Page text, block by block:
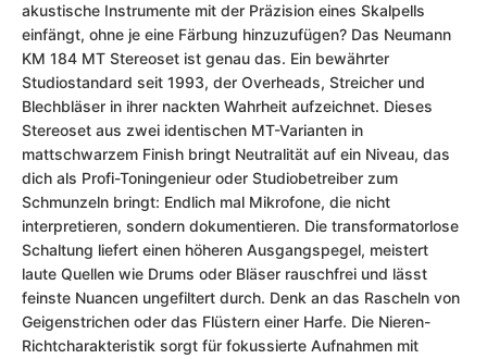
akustische Instrumente mit der Präzision eines Skalpells
einfängt, ohne je eine Färbung hinzuzufügen? Das Neumann
KM 184 MT Stereoset ist genau das. Ein bewährter
Studiostandard seit 1993, der Overheads, Streicher und
Blechbläser in ihrer nackten Wahrheit aufzeichnet. Dieses
Stereoset aus zwei identischen MT-Varianten in
mattschwarzem Finish bringt Neutralität auf ein Niveau, das
dich als Profi-Toningenieur oder Studiobetreiber zum
Schmunzeln bringt: Endlich mal Mikrofone, die nicht
interpretieren, sondern dokumentieren. Die transformatorlose
Schaltung liefert einen höheren Ausgangspegel, meistert
laute Quellen wie Drums oder Bläser rauschfrei und lässt
feinste Nuancen ungefiltert durch. Denk an das Rascheln von
Geigenstrichen oder das Flüstern einer Harfe. Die Nieren-
Richtcharakteristik sorgt für fokussierte Aufnahmen mit